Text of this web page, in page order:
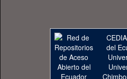
CEDIA
del